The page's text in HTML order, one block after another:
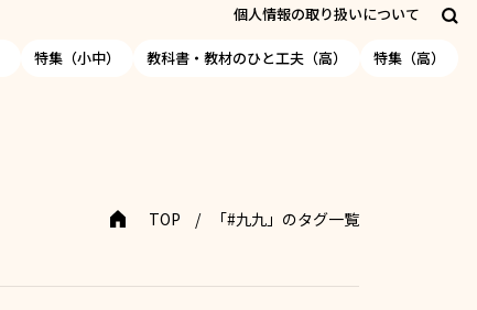
個人情報の取り扱いについて
特集（小中） 教科書・教材のひと工夫（高） 特集（高）
TOP 「#九九」のタグ一覧